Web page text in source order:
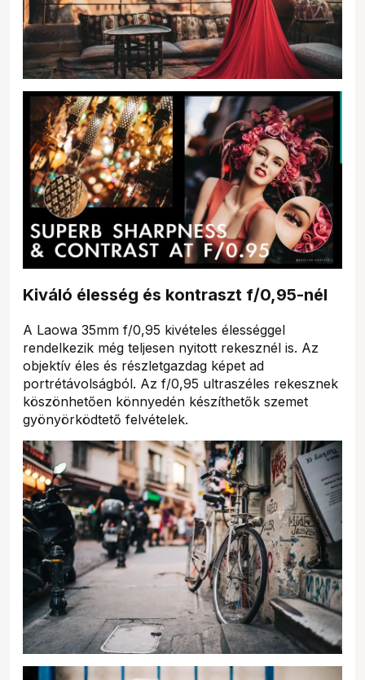
Kiváló élesség és kontraszt f/0,95-nél
A Laowa 35mm f/0,95 kivételes élességgel
rendelkezik még teljesen nyitott rekesznél is. Az
objektív éles és részletgazdag képet ad
portrétávolságból. Az f/0,95 ultraszéles rekesznek
köszönhetően könnyedén készíthetők szemet
gyönyörködtető felvételek.